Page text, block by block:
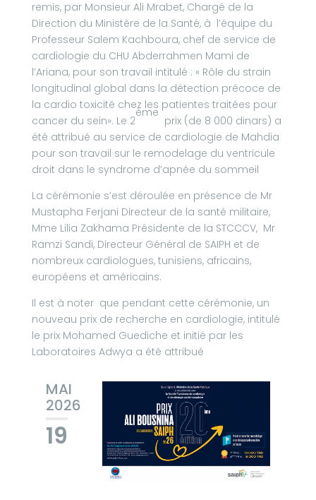
remis, par Monsieur Ali Mrabet, Chargé de la
Direction du Ministère de la Santé, à l’équipe du
Professeur Salem Kachboura, chef de service de
cardiologie du CHU Abderrahmen Mami de
l’Ariana, pour son travail intitulé : « Rôle du strain
longitudinal global dans la détection précoce de
la cardio toxicité chez les patientes traitées pour
cancer du sein». Le 2
ème
prix (de 8 000 dinars) a
été attribué au service de cardiologie de Mahdia
pour son travail sur le remodelage du ventricule
droit dans le syndrome d’apnée du sommeil
La cérémonie s’est déroulée en présence de Mr
Mustapha Ferjani Directeur de la santé militaire,
Mme Lilia Zakhama Présidente de la STCCCV, Mr
Ramzi Sandi, Directeur Général de SAIPH et de
nombreux cardiologues, tunisiens, africains,
européens et américains.
Il est à noter que pendant cette cérémonie, un
nouveau prix de recherche en cardiologie, intitulé
le prix Mohamed Guediche et initié par les
Laboratoires Adwya a été attribué
MAI
2026
19